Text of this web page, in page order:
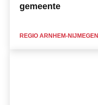
gemeente
REGIO ARNHEM-NIJMEGEN